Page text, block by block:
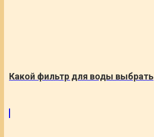
Какой фильтр для воды выбрать